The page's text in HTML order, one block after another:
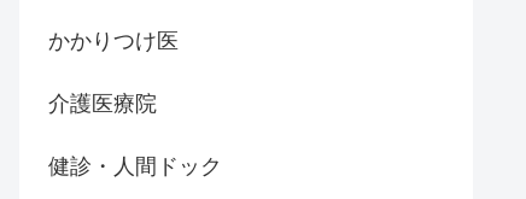
かかりつけ医
介護医療院
健診・人間ドック